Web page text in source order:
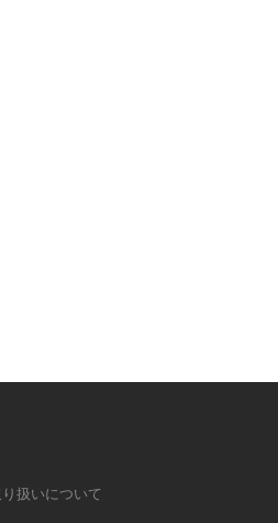
扱いについて